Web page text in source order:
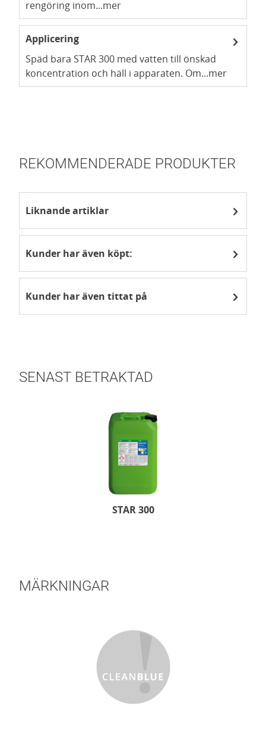
rengöring inom...mer
Applicering
Späd bara STAR 300 med vatten till önskad
koncentration och häll i apparaten. Om...mer
REKOMMENDERADE PRODUKTER
Liknande artiklar
Kunder har även köpt:
Kunder har även tittat på
SENAST BETRAKTAD
STAR 300
MÄRKNINGAR